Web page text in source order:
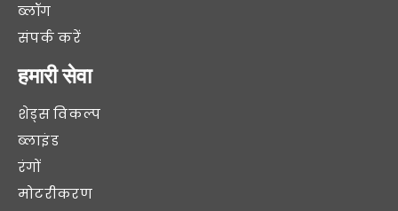
ब्लॉग
संपर्क करें
हमारी सेवा
शेड्स विकल्प
ब्लाइंड
रंगों
मोटरीकरण